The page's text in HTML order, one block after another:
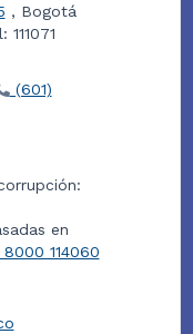
, Bogotá
(601)
en
114060